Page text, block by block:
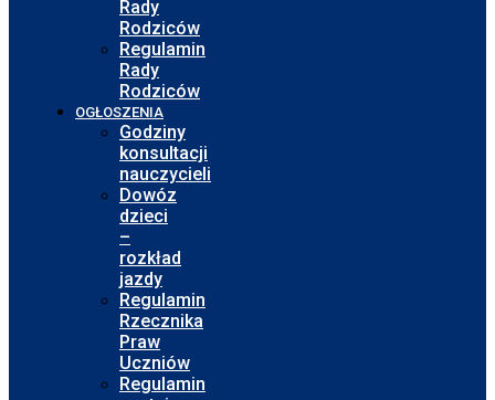
Rady
Rodziców
Regulamin
Rady
Rodziców
OGŁOSZENIA
Godziny
konsultacji
nauczycieli
Dowóz
dzieci
–
rozkład
jazdy
Regulamin
Rzecznika
Praw
Uczniów
Regulamin